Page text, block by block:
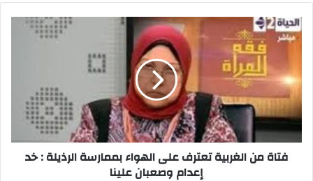
فتاة
من
تعترف
على
الهواء
بممارسة
:
فتاة من الغربية تعترف على الهواء بممارسة الرذيلة : خد
إعدام وصعبان علينا